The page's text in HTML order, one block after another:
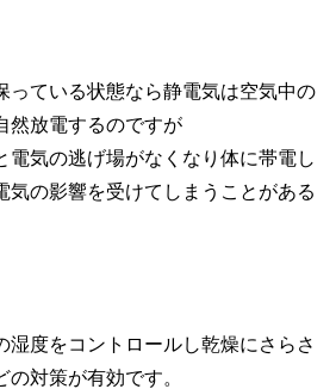
っている状態なら静電気は空気中の
然放電するのですが
電気の逃げ場がなくなり体に帯電し
気の影響を受けてしまうことがある
湿度をコントロールし乾燥にさらさ
対策が有効です。